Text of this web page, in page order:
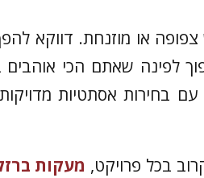
או מוזנחת. דווקא
לפינה שאתם הכי
בחירות אסתטיות
בכל פרויקט, מעקות